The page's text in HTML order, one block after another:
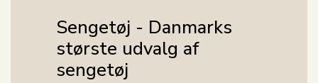
Sengetøj - Danmarks
største udvalg af
sengetøj